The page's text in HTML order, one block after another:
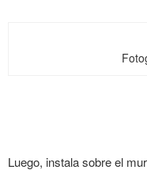
Luego, instala sobre el